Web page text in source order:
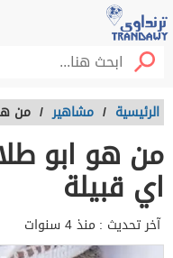
الرئيسية / مشاهير / من
من هو ابو
اي قبيلة
آخر تحديث : منذ 4 سنوات